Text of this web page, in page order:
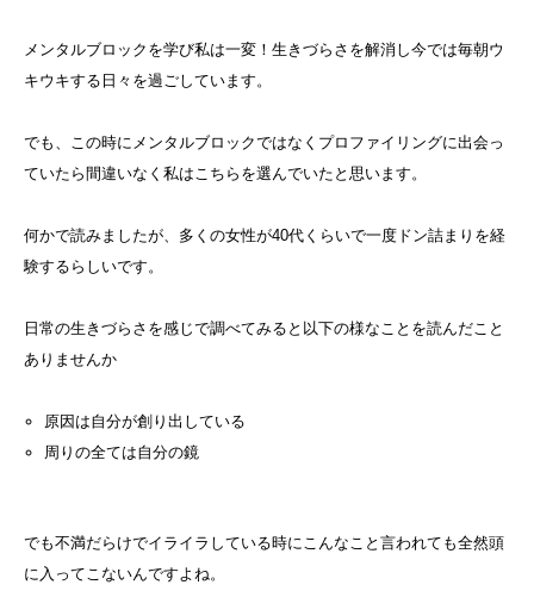
メンタルブロックを学び私は一変！生きづらさを解消し今では毎朝ウ
キウキする日々を過ごしています。
でも、この時にメンタルブロックではなくプロファイリングに出会っ
ていたら間違いなく私はこちらを選んでいたと思います。
何かで読みましたが、多くの女性が40代くらいで一度ドン詰まりを経
験するらしいです。
日常の生きづらさを感じで調べてみると以下の様なことを読んだこと
ありませんか
原因は自分が創り出している
周りの全ては自分の鏡
でも不満だらけでイライラしている時にこんなこと言われても全然頭
に入ってこないんですよね。